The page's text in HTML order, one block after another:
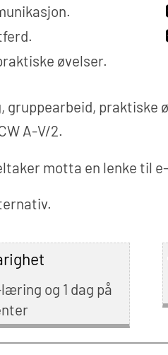
øvelser.
gruppearbeid,
A-V/2.
motta en lenke til
og 1 dag på